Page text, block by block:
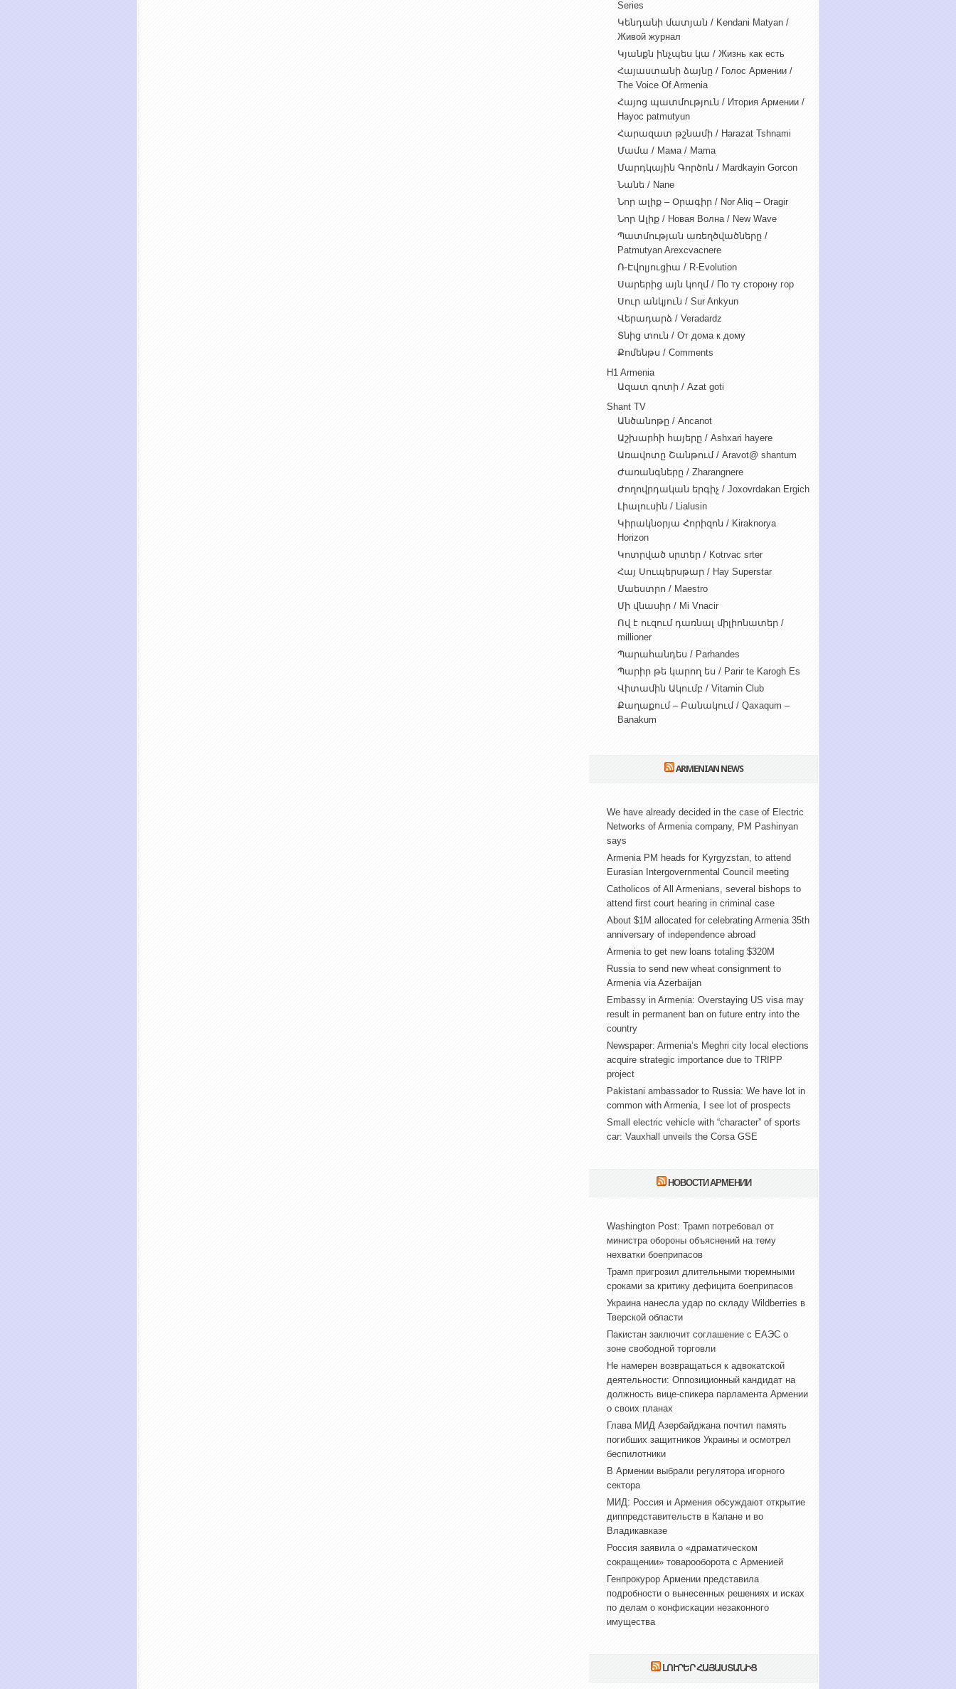
Series
Կենդանի մատյան / Kendani Matyan /
Живой журнал
Կյանքն ինչպես կա / Жизнь как есть
Հայաստանի ձայնը / Голос Армении /
The Voice Of Armenia
Հայոց պատմություն / Итория Армении /
Hayoc patmutyun
Հարազատ թշնամի / Harazat Tshnami
Մամա / Мама / Mama
Մարդկային Գործոն / Mardkayin Gorcon
Նանե / Nane
Նոր ալիք – Օրագիր / Nor Aliq – Oragir
Նոր Ալիք / Новая Волна / New Wave
Պատմության առեղծվածները /
Patmutyan Arexcvacnere
Ռ-Էվոլյուցիա / R-Evolution
Սարերից այն կողմ / По ту сторону гор
Սուր անկյուն / Sur Ankyun
Վերադարձ / Veradardz
Տնից տուն / От дома к дому
Քոմենթս / Comments
H1 Armenia
Ազատ գոտի / Azat goti
Shant TV
Անծանոթը / Ancanot
Աշխարհի հայերը / Ashxari hayere
Առավոտը Շանթում / Aravot@ shantum
Ժառանգները / Zharangnere
Ժողովրդական երգիչ / Joxovrdakan Ergich
Լիալուսին / Lialusin
Կիրակնօրյա Հորիզոն / Kiraknorya
Horizon
Կոտրված սրտեր / Kotrvac srter
Հայ Սուպերսթար / Hay Superstar
Մաեստրո / Maestro
Մի վնասիր / Mi Vnacir
Ով է ուզում դառնալ միլիոնատեր /
millioner
Պարահանդես / Parhandes
Պարիր թե կարող ես / Parir te Karogh Es
Վիտամին Ակումբ / Vitamin Club
Քաղաքում – Բանակում / Qaxaqum –
Banakum
ARMENIAN NEWS
We have already decided in the case of Electric
Networks of Armenia company, PM Pashinyan
says
Armenia PM heads for Kyrgyzstan, to attend
Eurasian Intergovernmental Council meeting
Catholicos of All Armenians, several bishops to
attend first court hearing in criminal case
About $1M allocated for celebrating Armenia 35th
anniversary of independence abroad
Armenia to get new loans totaling $320M
Russia to send new wheat consignment to
Armenia via Azerbaijan
Embassy in Armenia: Overstaying US visa may
result in permanent ban on future entry into the
country
Newspaper: Armenia’s Meghri city local elections
acquire strategic importance due to TRIPP
project
Pakistani ambassador to Russia: We have lot in
common with Armenia, I see lot of prospects
Small electric vehicle with “character” of sports
car: Vauxhall unveils the Corsa GSE
НОВОСТИ АРМЕНИИ
Washington Post: Трамп потребовал от
министра обороны объяснений на тему
нехватки боеприпасов
Трамп пригрозил длительными тюремными
сроками за критику дефицита боеприпасов
Украина нанесла удар по складу Wildberries в
Тверской области
Пакистан заключит соглашение с ЕАЭС о
зоне свободной торговли
Не намерен возвращаться к адвокатской
деятельности: Оппозиционный кандидат на
должность вице-спикера парламента Армении
о своих планах
Глава МИД Азербайджана почтил память
погибших защитников Украины и осмотрел
беспилотники
В Армении выбрали регулятора игорного
сектора
МИД: Россия и Армения обсуждают открытие
диппредставительств в Капане и во
Владикавказе
Россия заявила о «драматическом
сокращении» товарооборота с Арменией
Генпрокурор Армении представила
подробности о вынесенных решениях и исках
по делам о конфискации незаконного
имущества
ԼՈՒՐԵՐ ՀԱՅԱՍՏԱՆԻՑ